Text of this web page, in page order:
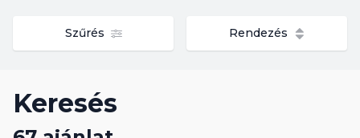
Szűrés Rendezés
Keresés